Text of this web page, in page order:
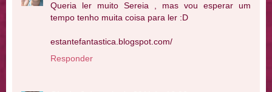
Queria ler muito Sereia , mas vou esperar um
tempo tenho muita coisa para ler :D
estantefantastica.blogspot.com/
Responder